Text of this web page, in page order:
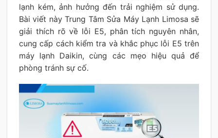
lạnh kém, ảnh hưởng đến trải nghiệm sử dụng.
Bài viết này Trung Tâm Sửa Máy Lạnh Limosa sẽ
giải thích rõ về lỗi E5, phân tích nguyên nhân,
cung cấp cách kiểm tra và khắc phục lỗi E5 trên
máy lạnh Daikin, cùng các mẹo hiệu quả để
phòng tránh sự cố.